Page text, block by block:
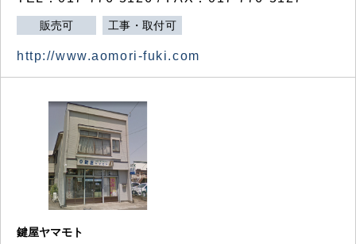
販売可 工事・取付可
http://www.aomori-fuki.com
鍵屋ヤマモト